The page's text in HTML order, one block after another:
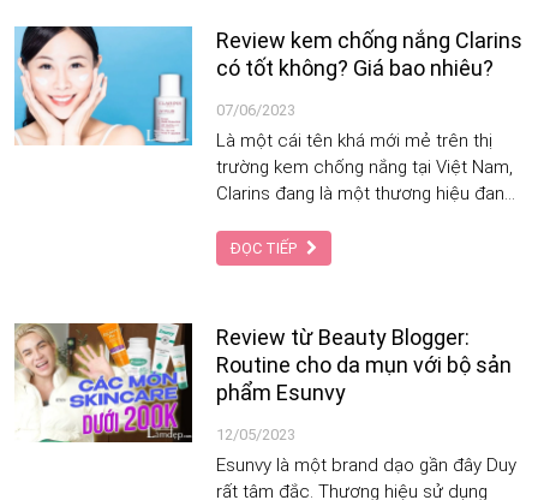
Review kem chống nắng Clarins
có tốt không? Giá bao nhiêu?
07/06/2023
Là một cái tên khá mới mẻ trên thị
trường kem chống nắng tại Việt Nam,
Clarins đang là một thương hiệu đang
thích không chỉ bởi danh tiếng của
thương hiệu mà còn bởi chất lượng
ĐỌC TIẾP
Review từ Beauty Blogger:
Routine cho da mụn với bộ sản
phẩm Esunvy
12/05/2023
Esunvy là một brand dạo gần đây Duy
rất tâm đắc. Thương hiệu sử dụng